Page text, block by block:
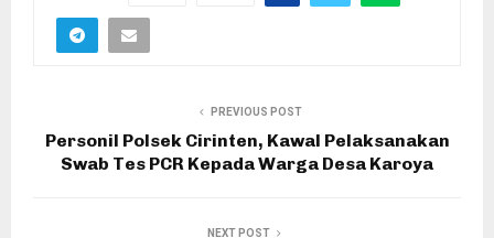
PREVIOUS POST
Personil Polsek Cirinten, Kawal Pelaksanakan
Swab Tes PCR Kepada Warga Desa Karoya
NEXT POST